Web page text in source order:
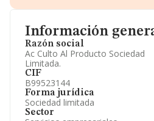
Información
Razón social
Ac Culto Al Producto Sociedad
Limitada.
CIF
B99523144
Forma jurídica
Sociedad limitada
Sector
Información oficial y